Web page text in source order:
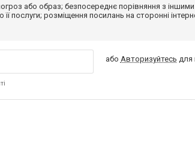
або образ; безпосереднє порівняння з
послуги; розміщення посилань на сторонні
або Авторизуйтесь для